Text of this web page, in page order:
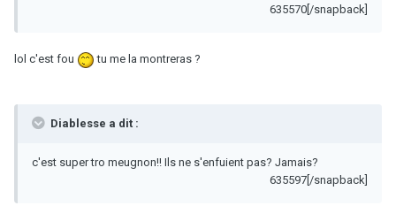
635570[/snapback]
lol c'est fou tu me la montreras ?
Diablesse a dit :
c'est super tro meugnon!! Ils ne s'enfuient pas? Jamais?
635597[/snapback]